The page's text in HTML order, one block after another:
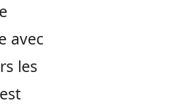
avec
les